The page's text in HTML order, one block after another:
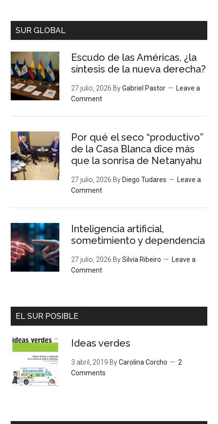
SUR GLOBAL
Escudo de las Américas, ¿la
síntesis de la nueva derecha?
27 julio, 2026 ByGabriel Pastor
Leave a
Comment
Por qué el seco “productivo”
de la Casa Blanca dice más
que la sonrisa de Netanyahu
27 julio, 2026 By Diego Tudares
Leave a
Comment
Inteligencia artificial,
sometimiento y dependencia
27 julio, 2026 BySilvia Ribeiro
Leave a
Comment
EL SUR POSIBLE
Ideas verdes
3 abril, 2019 ByCarolina Corcho
2
Comments